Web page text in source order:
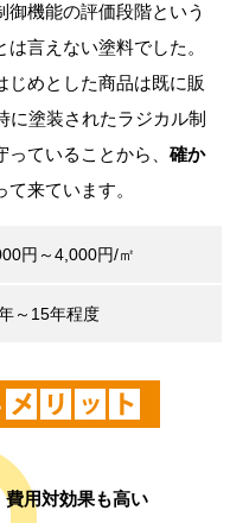
機能の評価段階という
言えない塗料でした。
じめとした商品は既に販
に塗装されたラジカル制
ていることから、 確か
て来ています。
円～4,000円/㎡
～15年程度
用対効果も高い